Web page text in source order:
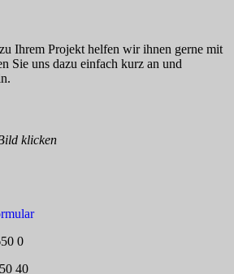
Ihrem Projekt helfen wir ihnen gerne mit
Sie uns dazu einfach kurz an und
klicken
0
40